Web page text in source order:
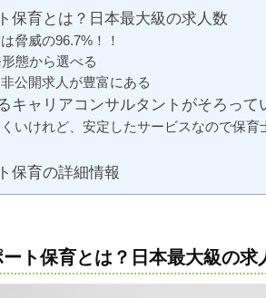
保育とは？日本最大級の求人数
脅威の96.7%！！
態から選べる
公開求人が豊富にある
キャリアコンサルタントがそろって
いけれど、安定したサービスなので保育
保育の詳細情報
ト保育とは？日本最大級の求